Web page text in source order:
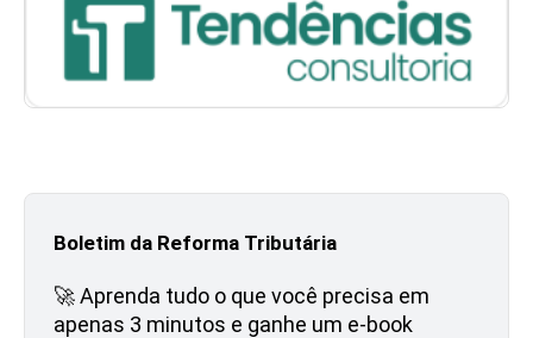
Boletim da Reforma Tributária
🚀 Aprenda tudo o que você precisa em
apenas 3 minutos e ganhe um e-book